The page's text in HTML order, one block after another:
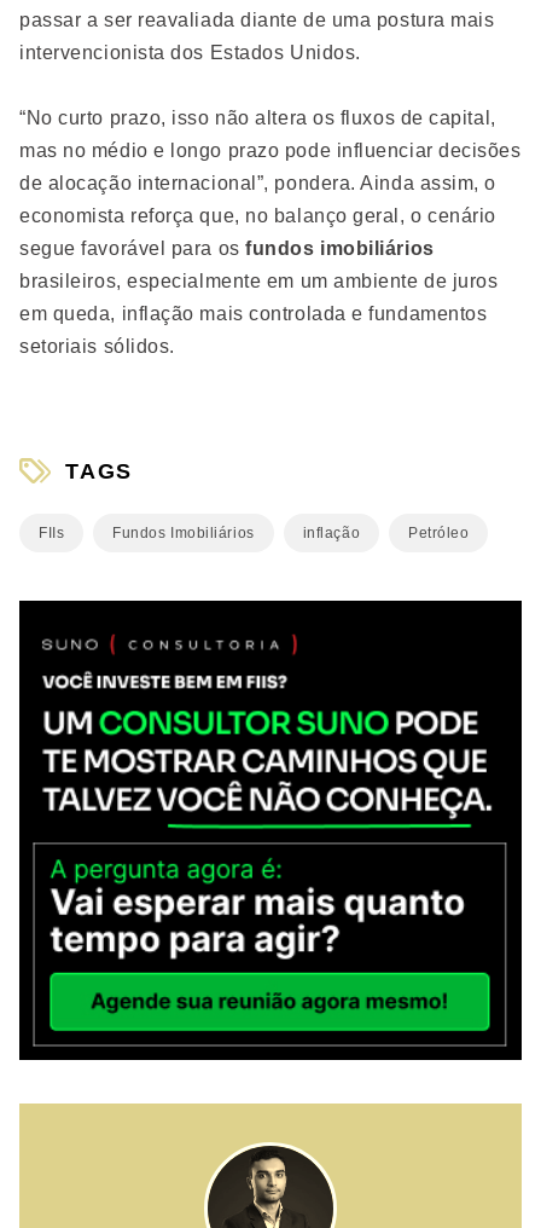
passar a ser reavaliada diante de uma postura mais
intervencionista dos Estados Unidos.
“No curto prazo, isso não altera os fluxos de capital,
mas no médio e longo prazo pode influenciar decisões
de alocação internacional”, pondera. Ainda assim, o
economista reforça que, no balanço geral, o cenário
segue favorável para osfundos imobiliários
brasileiros, especialmente em um ambiente de juros
em queda, inflação mais controlada e fundamentos
setoriais sólidos.
TAGS
FIIs Fundos Imobiliários inflação Petróleo